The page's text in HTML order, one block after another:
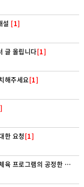
설 [1]
글 올립니다[1]
해주세요[1]
한 요청[1]
한 참여 기회 보장을 위한 모집 방식 개선 요청